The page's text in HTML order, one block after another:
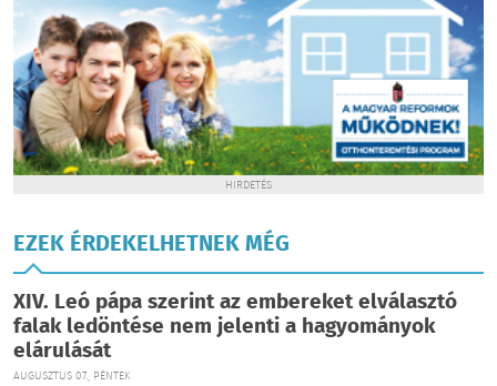
HIRDETÉS
EZEK ÉRDEKELHETNEK MÉG
XIV. Leó pápa szerint az embereket elválasztó
falak ledöntése nem jelenti a hagyományok
elárulását
AUGUSZTUS 07., PÉNTEK